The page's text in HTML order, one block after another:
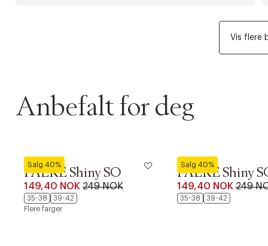
Vis flere
Anbefalt for deg
Salg 40%
Falke
FALKE Shiny SO
149,40 NOK 249 NOK
35-38
39-42
Flere farger
Salg 40%
Falke
FALKE Shiny
149,40 NOK 249
35-38 39-42